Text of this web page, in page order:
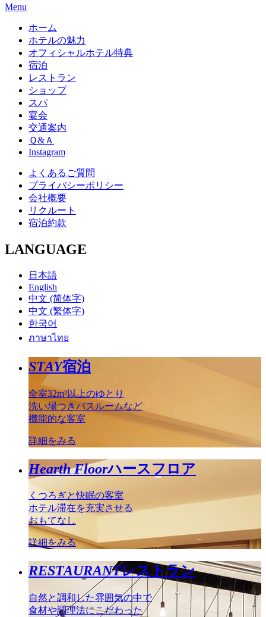
Menu
ホーム
ホテルの魅力
オフィシャルホテル特典
宿泊
レストラン
ショップ
スパ
宴会
交通案内
Ｑ&Ａ
Instagram
よくあるご質問
プライバシーポリシー
会社概要
リクルート
宿泊約款
LANGUAGE
日本語
English
中文 (简体字)
中文 (繁体字)
한국어
ภาษาไทย
STAY宿泊
全室32m²以上のゆとり
洗い場つきバスルームなど
機能的な客室
詳細をみる
Hearth Floorハースフロア
くつろぎと快眠の客室
ホテル滞在を充実させる
おもてなし
詳細をみる
RESTAURANTレストラン
自然と調和した雰囲気の中で
食材や調理法にこだわった